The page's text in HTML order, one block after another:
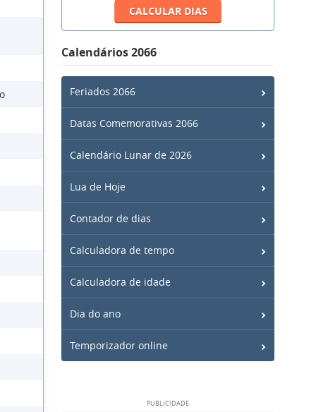
Calendários 2066
Feriados 2066
Datas Comemorativas 2066
Calendário Lunar de 2026
Lua de Hoje
Contador de dias
Calculadora de tempo
Calculadora de idade
Dia do ano
Temporizador online